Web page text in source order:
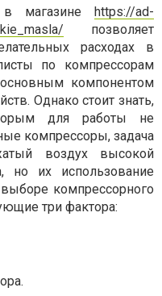
в магазине https://ad-
позволяет
расходах в
по компрессорам
компонентом
Однако стоит знать,
для работы не
компрессоры, задача
воздух высокой
но их использование
компрессорного
три фактора: